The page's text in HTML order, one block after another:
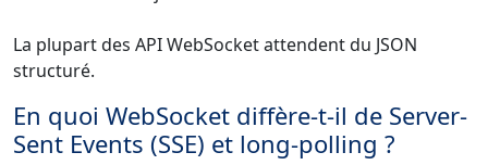
La plupart des API WebSocket attendent du JSON
structuré.
En quoi WebSocket diffère-t-il de Server-
Sent Events (SSE) et long-polling ?